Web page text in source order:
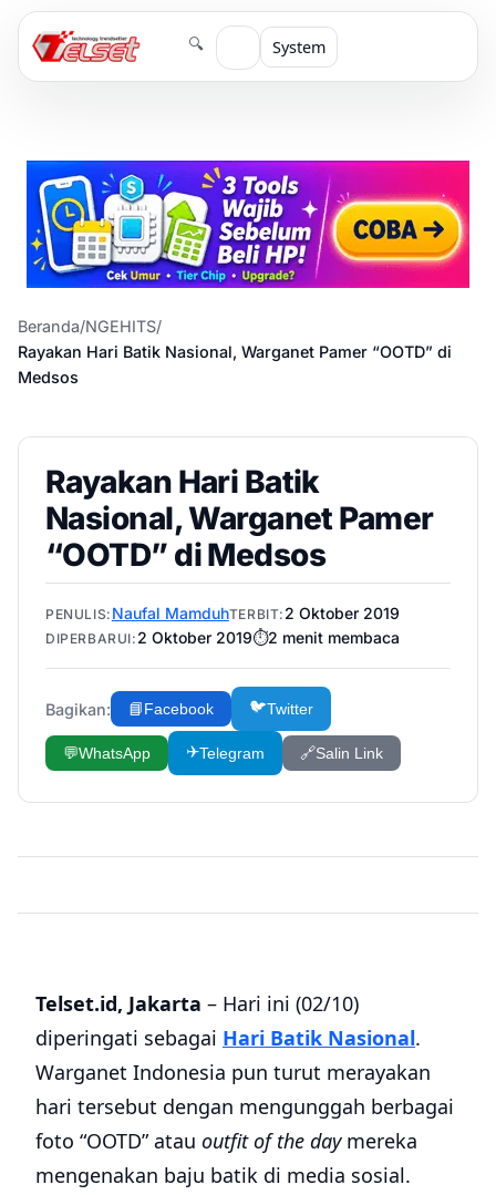
🔍 System
Beranda/NGEHITS/
Rayakan Hari Batik Nasional, Warganet Pamer “OOTD” di
Medsos
Rayakan Hari Batik
Nasional, Warganet Pamer
“OOTD” di Medsos
PENULIS: Naufal MamduhTERBIT: 2 Oktober 2019
DIPERBARUI: 2 Oktober 2019⏱️2 menit membaca
Bagikan: 📘Facebook 🐦Twitter
💬WhatsApp ✈️Telegram 🔗Salin Link
Telset.id, Jakarta – Hari ini (02/10)
diperingati sebagai Hari Batik Nasional.
Warganet Indonesia pun turut merayakan
hari tersebut dengan mengunggah berbagai
foto “OOTD” atau outfit of the daymereka
mengenakan baju batik di media sosial.